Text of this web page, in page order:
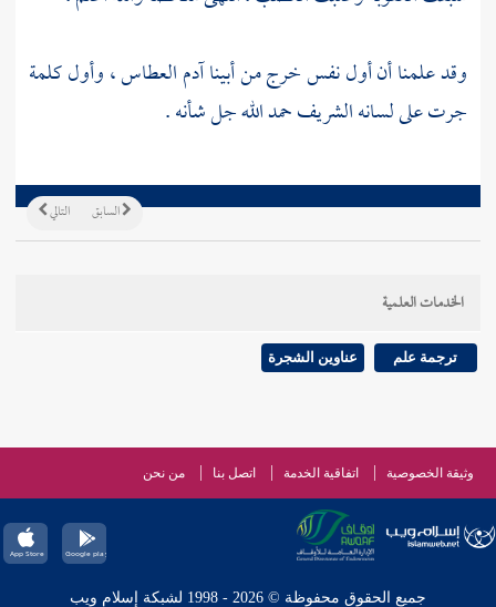
وقد علمنا أن أول نفس خرج من أبيناآدمالعطاس ، وأول كلمة
جرت على لسانه الشريف حمد الله جل شأنه .
التالي السابق
الخدمات العلمية
ترجمة علم عناوين الشجرة
وثيقة الخصوصية اتفاقية الخدمة اتصل بنا من نحن
جميع الحقوق محفوظة © 2026 - 1998 لشبكة إسلام ويب